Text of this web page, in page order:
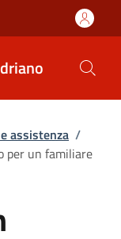
assistenza /
per un familiare